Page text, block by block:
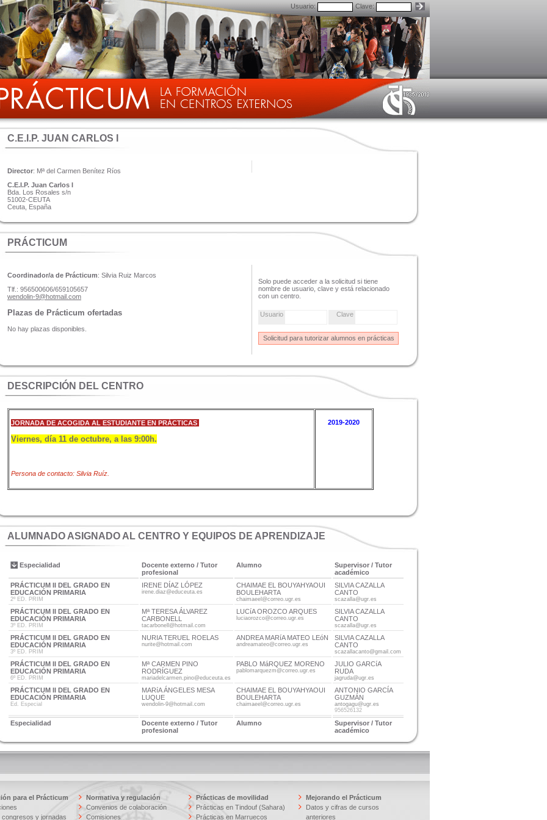
Usuario: Clave:
C.E.I.P. JUAN CARLOS I
Director: Mª del Carmen Benítez Ríos
C.E.I.P. Juan Carlos I
Bda. Los Rosales s/n
51002-CEUTA
Ceuta, España
PRÁCTICUM
Solo puede acceder a la solicitud si tiene
nombre de usuario, clave y está relacionado
con un centro.
Usuario Clave
Coordinador/a de Prácticum: Silvia Ruiz Marcos
Tlf.: 956500606/659105657
wendolin-9@hotmail.com
Plazas de Prácticum ofertadas
No hay plazas disponibles.
DESCRIPCIÓN DEL CENTRO
JORNADA DE ACOGIDA AL ESTUDIANTE EN PRÁCTICAS
Viernes, día 11 de octubre, a las 9:00h.
Persona de contacto: Silvia Ruíz.
2019-2020
ALUMNADO ASIGNADO AL CENTRO Y EQUIPOS DE APRENDIZAJE
Especialidad
Docente externo / Tutor
profesional
Alumno
Supervisor / Tutor
académico
Especialidad
Docente externo / Tutor
profesional
Alumno
Supervisor / Tutor
académico
PRÁCTICUM II DEL GRADO EN
EDUCACIÓN PRIMARIA
2º ED. PRIM
IRENE DÍAZ LÓPEZ
irene.diaz@educeuta.es
CHAIMAE EL BOUYAHYAOUI
BOULEHARTA
chaimaeel@correo.ugr.es
SILVIA CAZALLA
CANTO
scazalla@ugr.es
PRÁCTICUM II DEL GRADO EN
EDUCACIÓN PRIMARIA
3º ED. PRIM
Mª TERESA ÁLVAREZ
CARBONELL
tacarbonell@hotmail.com
LUCíA OROZCO ARQUES
luciaorozco@correo.ugr.es
SILVIA CAZALLA
CANTO
scazalla@ugr.es
PRÁCTICUM II DEL GRADO EN
EDUCACIÓN PRIMARIA
3º ED. PRIM
NURIA TERUEL ROELAS
nurite@hotmail.com
ANDREA MARíA MATEO LEóN
andreamateo@correo.ugr.es
SILVIA CAZALLA
CANTO
scazallacanto@gmail.com
PRÁCTICUM II DEL GRADO EN
EDUCACIÓN PRIMARIA
6º ED. PRIM
Mª CARMEN PINO
RODRÍGUEZ
mariadelcarmen.pino@educeuta.es
PABLO MáRQUEZ MORENO
pablomarquezm@correo.ugr.es
JULIO GARCíA
RUDA
jagruda@ugr.es
PRÁCTICUM II DEL GRADO EN
EDUCACIÓN PRIMARIA
Ed. Especial
MARíA ÁNGELES MESA
LUQUE
wendolin-9@hotmail.com
CHAIMAE EL BOUYAHYAOUI
BOULEHARTA
chaimaeel@correo.ugr.es
ANTONIO GARCÍA
GUZMÁN
antogagu@ugr.es
956526132
para el Prácticum
y jornadas
Normativa y regulación
Convenios de colaboración
Comisiones
Prácticas de movilidad
Prácticas en Tindouf (Sahara)
Prácticas en Marruecos
Mejorando el Prácticum
Datos y cifras de cursos
anteriores